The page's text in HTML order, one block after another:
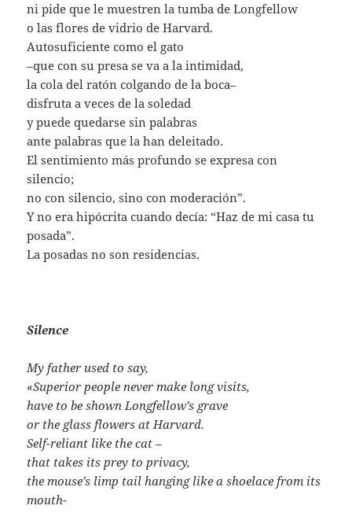
ni pide que le muestren la tumba de Longfellow
o las flores de vidrio de Harvard.
Autosuficiente como el gato
–que con su presa se va a la intimidad,
la cola del ratón colgando de la boca–
disfruta a veces de la soledad
y puede quedarse sin palabras
ante palabras que la han deleitado.
El sentimiento más profundo se expresa con
silencio;
no con silencio, sino con moderación”.
Y no era hipócrita cuando decía: “Haz de mi casa tu
posada”.
La posadas no son residencias.
Silence
My father used to say,
«Superior people never make long visits,
have to be shown Longfellow’s grave
or the glass flowers at Harvard.
Self-reliant like the cat –
that takes its prey to privacy,
the mouse’s limp tail hanging like a shoelace from its
mouth-